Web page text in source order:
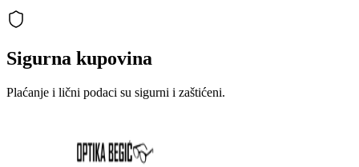
Sigurna kupovina
Plaćanje i lični podaci su sigurni i zaštićeni.